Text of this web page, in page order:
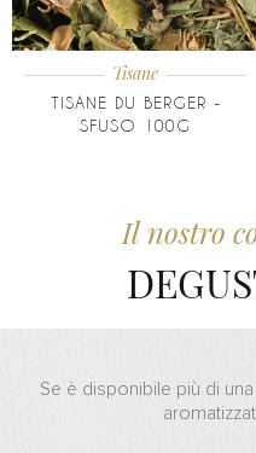
Tisane
TISANE DU BERGER -
SFUSO 100G
Il nostro
Se è disponibile più di